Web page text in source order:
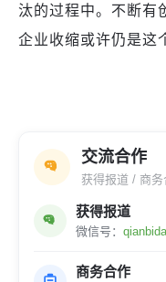
汰的过程中。不断有
企业收缩或许仍是这
交流合作
获得报道 / 商务
获得报道
微信号：
商务合作